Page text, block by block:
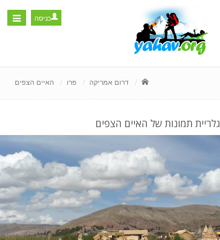
Toggle
כניסה
דרום אמריקה פרו האיים הצפים
גלריית תמונות של האיים הצפים